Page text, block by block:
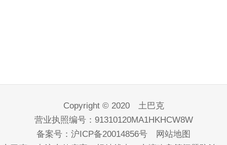
Copyright © 2020 土巴克
营业执照编号：91310120MA1HKHCW8W
备案号： 沪ICP备20014856号
网站地图